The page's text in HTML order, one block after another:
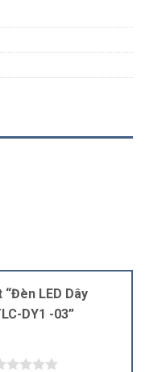
LED Dây
DY1 -03”